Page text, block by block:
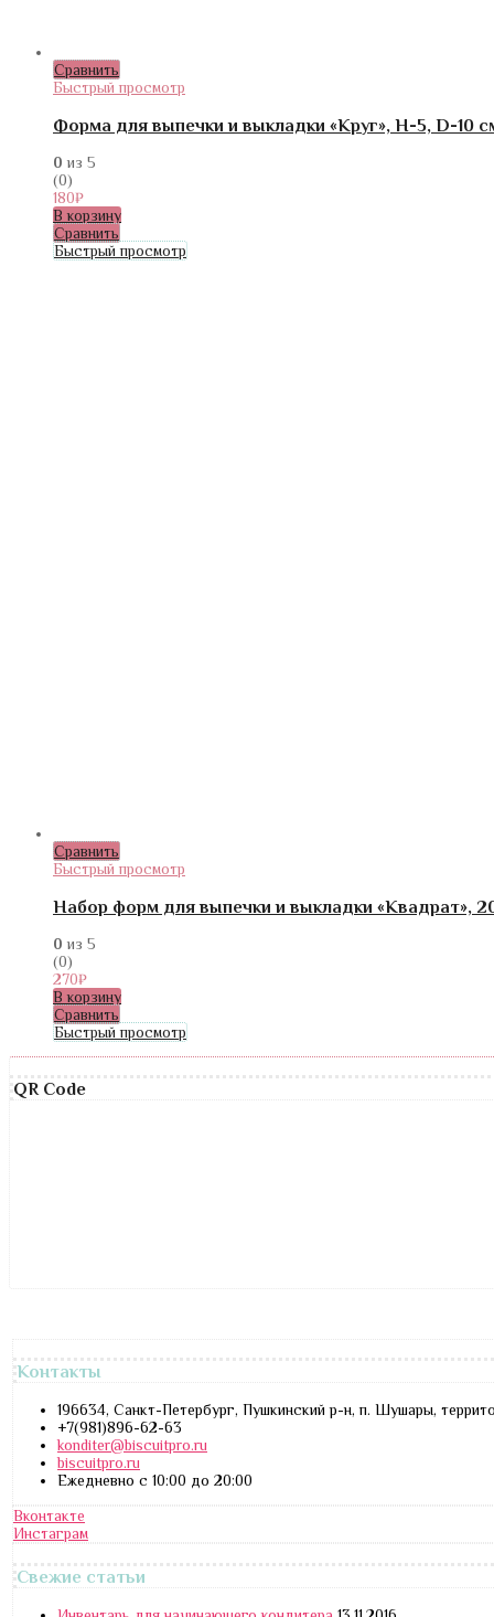
Сравнить
Быстрый просмотр
Форма для выпечки и выкладки «Круг», H-5, D-10
0 из 5
(0)
180₽
В корзину
Сравнить
Быстрый просмотр
Сравнить
Быстрый просмотр
Набор форм для выпечки и выкладки «Квадрат»,
0 из 5
(0)
270₽
В корзину
Сравнить
Быстрый просмотр
QR Code
Контакты
196634, Санкт-Петербург, Пушкинский р-н, п. Шушары,
+7(981)896-62-63
konditer@biscuitpro.ru
biscuitpro.ru
Ежедневно с 10:00 до 20:00
Вконтакте
Инстаграм
Свежие статьи